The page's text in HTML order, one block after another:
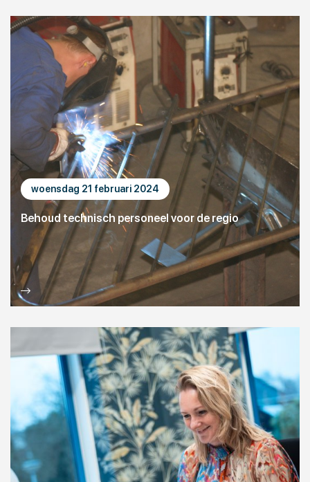
woensdag 21 februari 2024
Behoud technisch personeel voor de regio